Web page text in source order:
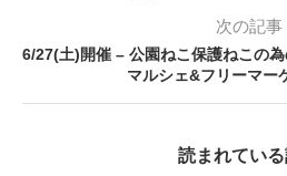
次の記事
6/27(土)開催 – 公園ねこ保護ねこの
マルシェ&フリーマー
読まれてい